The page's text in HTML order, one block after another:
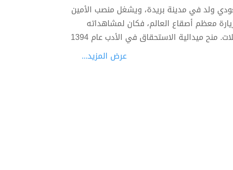
أديب ومؤلف ورحال سعودي ولد في مدينة بريدة، ويشغل منصب الأمين
معظم أصقاع العالم، فكان لمشاهداته
العديدة وإطلاعاته أن تثمر أكثر من مائة وستين كتاباً في أدب الرحلات. منح ميدالية الاستحقاق في الأدب عام 1394
عرض المزيد...